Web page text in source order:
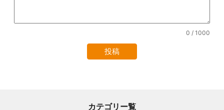
0 / 1000
カテゴリー覧